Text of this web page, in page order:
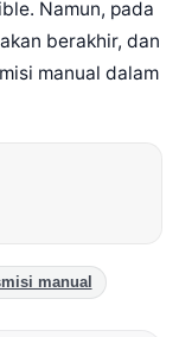
Namun, pada
berakhir, dan
manual dalam
manual